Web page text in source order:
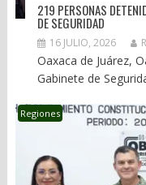
219 PERSONAS
DE SEGURIDAD
16 JULIO, 2026
Oaxaca de Juárez,
Gabinete de
Regiones